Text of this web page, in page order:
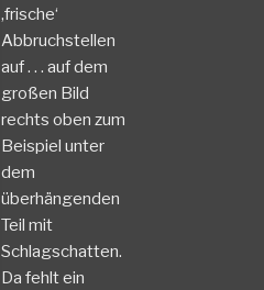
‚frische‘
Abbruchstellen
auf . . . auf dem
großen Bild
rechts oben zum
Beispiel unter
dem
überhängenden
Teil mit
Schlagschatten.
Da fehlt ein